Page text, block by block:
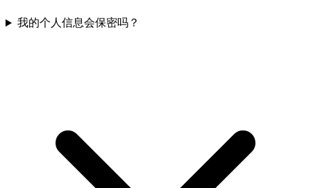
我的个人信息会保密吗？